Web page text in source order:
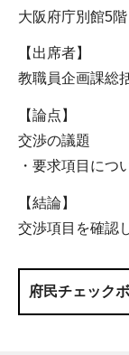
大阪府庁別館5
【出席者】
教職員企画課総
【論点】
交渉の議題
・要求項目につ
【結論】
交渉項目を確認
府民チェック